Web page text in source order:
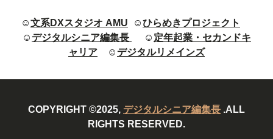
☺文系DXスタジオ AMU ☺ひらめきプロジェクト
☺ デジタルシニア編集長 ☺ 定年起業・セカンドキ
ャリア
☺ デジタルリメインズ
COPYRIGHT ©2025, デジタルシニア編集長 .ALL
RIGHTS RESERVED.